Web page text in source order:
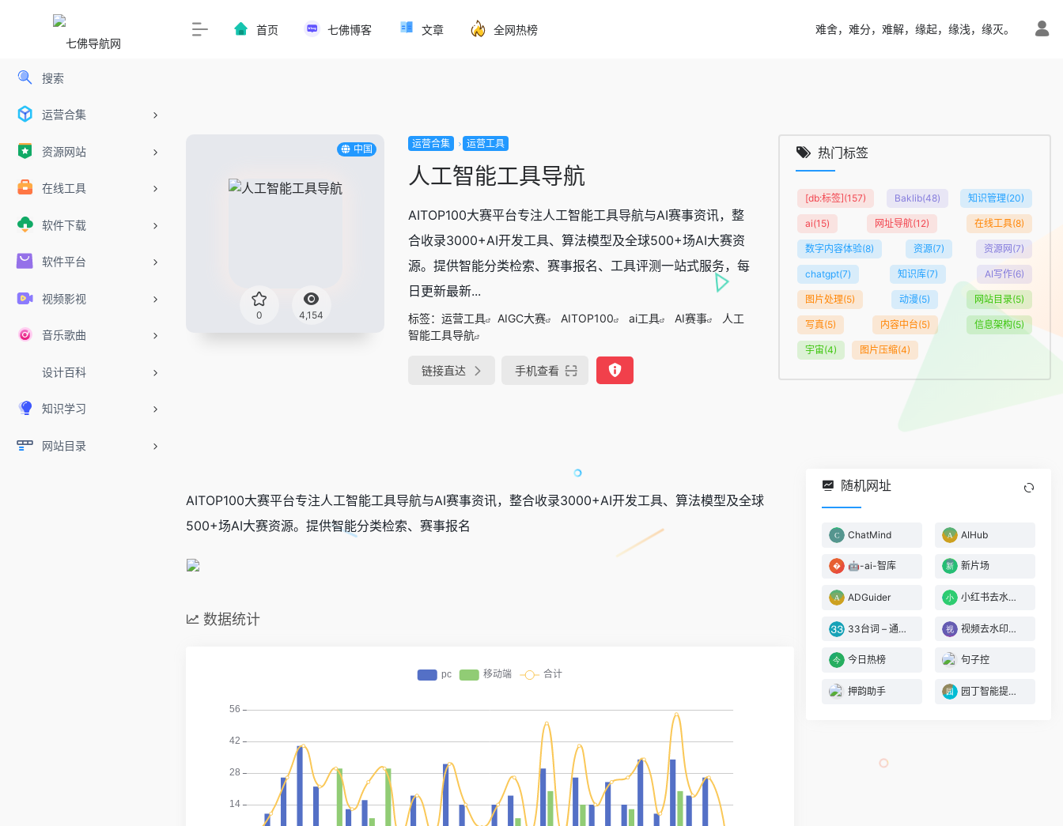
搜索
运营合集
资源网站
在线工具
软件下载
软件平台
视频影视
音乐歌曲
设计百科
知识学习
网站目录
首页 七佛博客 文章 全网热榜 难舍，难分，难解，缘起，缘浅，缘灭。
中国
0 4,154
运营合集 运营工具
人工智能工具导航
AITOP100大赛平台专注人工智能工具导航与AI赛事资讯，整
合收录3000+AI开发工具、算法模型及全球500+场AI大赛资
源。提供智能分类检索、赛事报名、工具评测一站式服务，每
日更新最新...
标签： 运营工具 AIGC大赛 AITOP100 ai工具 AI赛事
人工
智能工具导航
链接直达 手机查看
热门标签
[db:标签](157) Baklib(48) 知识管理(20)
ai(15) 网址导航(12) 在线工具(8)
数字内容体验(8) 资源(7) 资源网 (7)
chatgpt(7) 知识库(7) AI写作(6)
图片处理(5) 动漫(5) 网站目录(5)
写真(5) 内容中台(5) 信息架构(5)
宇宙(4) 图片压缩(4)
AITOP100大赛平台专注人工智能工具导航与AI赛事资讯，整合收录3000+AI开发工具、算法模型及全球
500+场AI大赛资源。提供智能分类检索、赛事报名
数据统计
随机网址
ChatMind AIHub
🤖-ai-智库 新片场
ADGuider 小红书去水印下载
33台词 – 通过台词找影片素材 视频去水印下载
今日热榜 句子控
押韵助手 园丁智能提词器